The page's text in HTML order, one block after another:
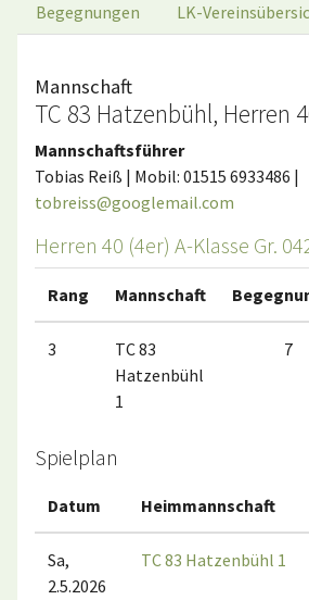
Begegnungen LK-
Mannschaft
TC 83 Hatzenbühl, Herren
Mannschaftsführer
Tobias Reiß | Mobil: 01515 6933486 |
tobreiss@googlemail.com
Herren 40 (4er) A-Klasse Gr.
Rang Mannschaft
3
TC 83
Hatzenbühl
1
7
Spielplan
Datum Heimmannschaft
Sa,
2.5.2026
TC 83 Hatzenbühl 1